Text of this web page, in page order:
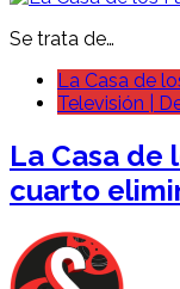
Se trata de…
La Casa de
Televisión |
La Casa de
cuarto